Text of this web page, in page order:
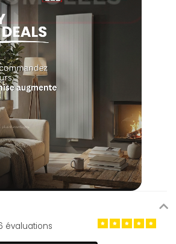
évaluations